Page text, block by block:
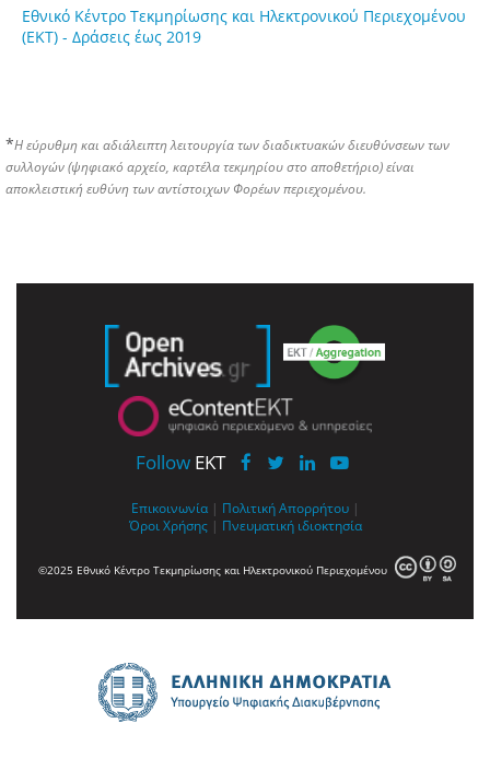
Εθνικό Κέντρο Τεκμηρίωσης και Ηλεκτρονικού Περιεχομένου
(ΕΚΤ) - Δράσεις έως 2019
*Η εύρυθμη και αδιάλειπτη λειτουργία των διαδικτυακών διευθύνσεων των
συλλογών (ψηφιακό αρχείο, καρτέλα τεκμηρίου στο αποθετήριο) είναι
αποκλειστική ευθύνη των αντίστοιχων Φορέων περιεχομένου.
Follow EKT
Επικοινωνία | Πολιτική Απορρήτου |
Όροι Χρήσης | Πνευματική ιδιοκτησία
©2025 Εθνικό Κέντρο Τεκμηρίωσης και Ηλεκτρονικού Περιεχομένου